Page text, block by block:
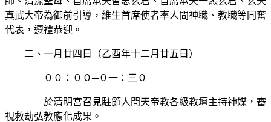
真武大帝為御前引導，維生首席使者率人間神職、教職等同奮
代表，遵禮恭迎。
二、一月廿四日（乙酉年十二月廿五日）
００：００─０一：三０
於清明宮召見駐節人間天帝教各級教壇主持神媒，審
視救劫弘教應化成果。